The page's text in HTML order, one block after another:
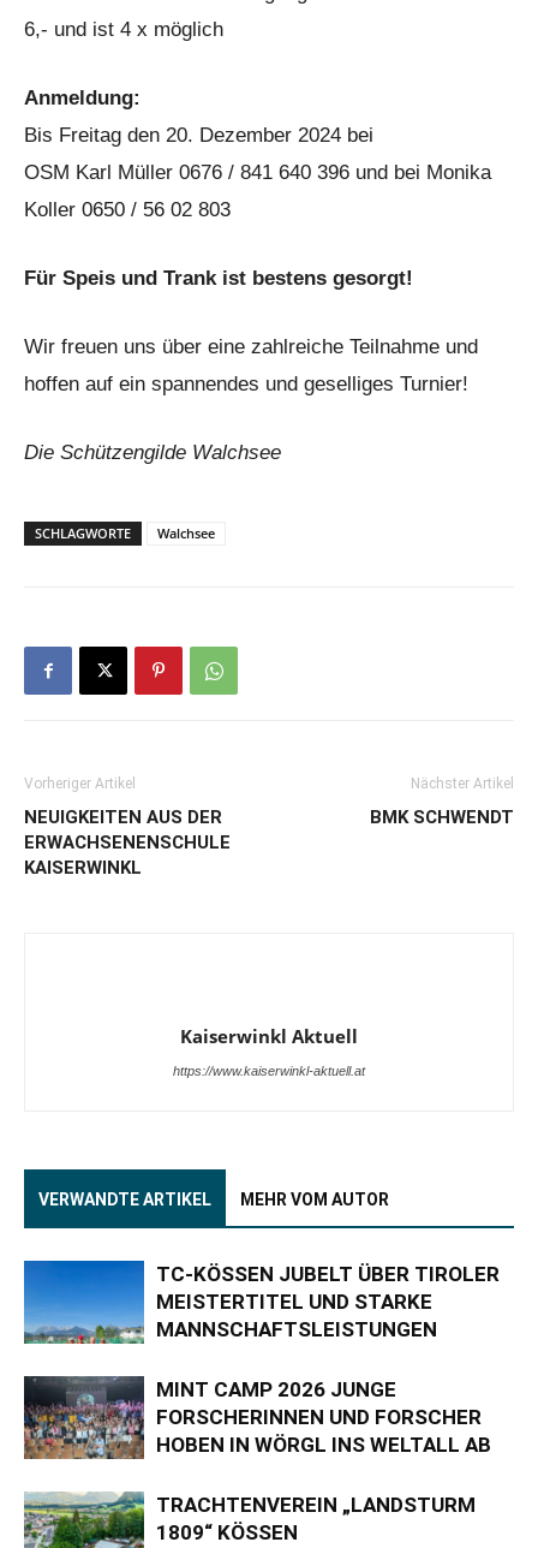
6,- und ist 4 x möglich
Anmeldung:
Bis Freitag den 20. Dezember 2024 bei
OSM Karl Müller 0676 / 841 640 396 und bei Monika
Koller 0650 / 56 02 803
Für Speis und Trank ist bestens gesorgt!
Wir freuen uns über eine zahlreiche Teilnahme und
hoffen auf ein spannendes und geselliges Turnier!
Die Schützengilde Walchsee
SCHLAGWORTE Walchsee
Vorheriger Artikel
NEUIGKEITEN AUS DER
ERWACHSENENSCHULE
KAISERWINKL
Nächster Artikel
BMK SCHWENDT
Kaiserwinkl Aktuell
https://www.kaiserwinkl-aktuell.at
VERWANDTE ARTIKEL MEHR VOM AUTOR
TC-KÖSSEN JUBELT ÜBER TIROLER
MEISTERTITEL UND STARKE
MANNSCHAFTSLEISTUNGEN
MINT CAMP 2026 JUNGE
FORSCHERINNEN UND FORSCHER
HOBEN IN WÖRGL INS WELTALL AB
TRACHTENVEREIN „LANDSTURM
1809“ KÖSSEN